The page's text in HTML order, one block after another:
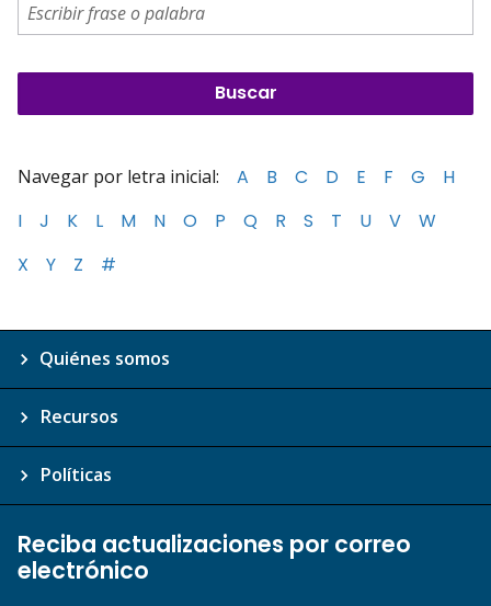
Navegar por letra inicial: A B C D E F G
H
I
J K L M N O P Q R S T U V
W
X
Y Z #
Quiénes somos
Recursos
Políticas
Reciba actualizaciones por correo
electrónico